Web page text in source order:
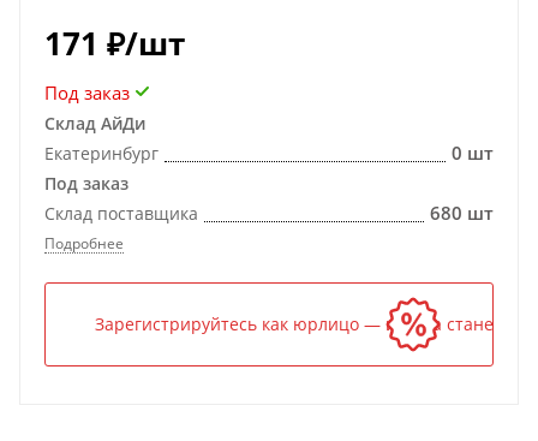
171 ₽/шт
Под заказ
Склад АйДи
Екатеринбург
0 шт
Под заказ
Склад поставщика
680 шт
Подробнее
Зарегистрируйтесь как юрлицо — и цена станет